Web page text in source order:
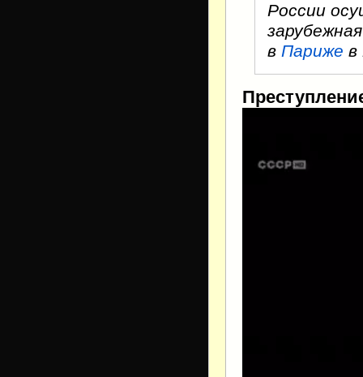
России
в Париже в